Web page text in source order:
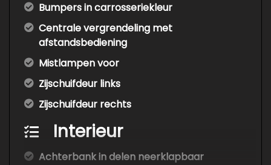
Bumpers in carrosseriekleur
Centrale vergrendeling met
afstandsbediening
Mistlampen voor
Zijschuifdeur links
Zijschuifdeur rechts
Interieur
Achterbank in delen neerklapbaar